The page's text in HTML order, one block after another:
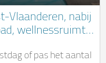
Vlaanderen, nabij
wellnessruimte
of pas het aantal